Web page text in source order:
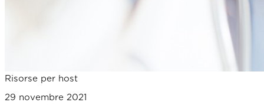
Risorse per host
29 novembre 2021